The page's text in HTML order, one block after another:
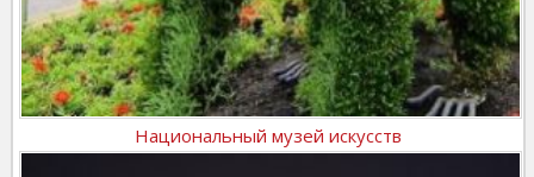
Национальный музей искусств